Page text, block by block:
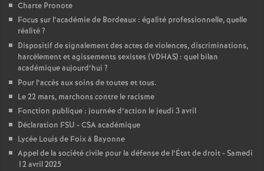
s
Charte Pronote
Focus sur l’académie de Bordeaux : égalité professionnelle, quelle
réalité?
Dispositif de signalement des actes de violences, discriminations,
harcèlement et agissements sexistes (VDHAS) : quel bilan
académique aujourd’hui ?
Pour l’accès aux soins de toutes et tous.
Le 22 mars, marchons contre le racisme
Fonction publique : journée d’action le jeudi 3 avril
Déclaration FSU - CSA académique
Lycée Louis de Foix à Bayonne
Appel de la société civile pour la défense de l’État de droit - Samedi
12 avril 2025